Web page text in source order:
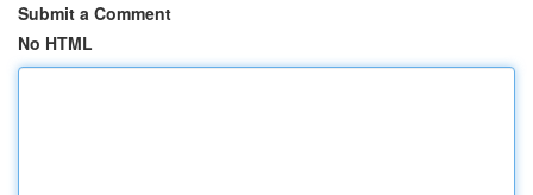
Submit a Comment
No HTML